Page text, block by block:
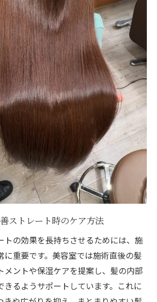
ストレート時のケア方法
トの効果を長持ちさせるためには、施
に重要です。美容室では施術直後の髪
メントや保湿ケアを提案し、髪の内部
きるようサポートしています。これに